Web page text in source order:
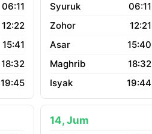
06:11
12:22
15:41
18:32
19:45
06:11
12:21
15:40
18:32
19:44
14, Jum